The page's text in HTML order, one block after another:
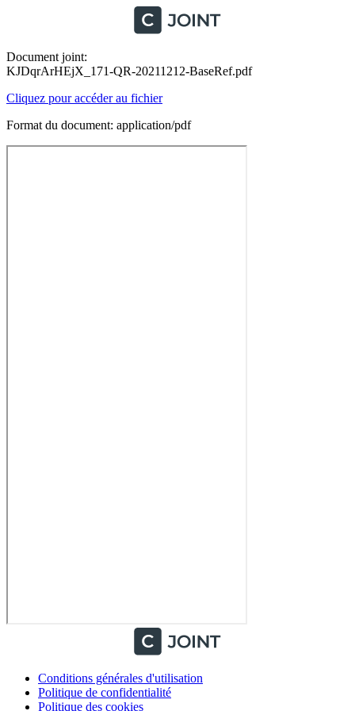
Document joint:
KJDqrArHEjX_171-QR-20211212-BaseRef.pdf
Cliquez pour accéder au fichier
Format du document: application/pdf
Conditions générales d'utilisation
Politique de confidentialité
Politique des cookies